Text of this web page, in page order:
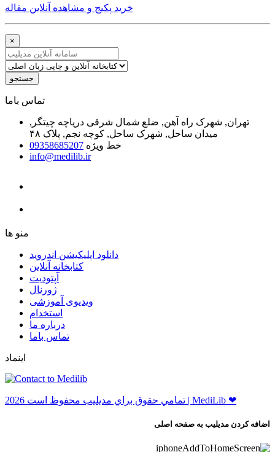
خرید پکیج و مشاهده آنلاین مقاله
×
جستجو
ﺗﻤﺎﺱ ﺑﺎﻣﺎ
تهران, شهرک راه آهن, ضلع شمال شرقی دریاچه چیتگر,
میدان ساحل, شهرک ساحل, کوچه نجم, پلاک ۴۸
خط ویژه 09358685207
info@medilib.ir
ﻣﻨﻮ ﻫﺎ
دانلود اپلیکیشن اندروید
ﮐﺘﺎﺑﺨﺎﻧﻪ ﺁﻧﻼﯾﻦ
ﺁﭘﺘﻮﺩﯾﺖ
ﮊﻭﺭﻧﺎﻝ
ویدیوی آموزشی
استخدام
درباره ما
ﺗﻤﺎﺱ ﺑﺎﻣﺎ
اینماد
ﺗﻤﺎﻣﻲ ﺣﻘﻮﻕ ﺑﺮاﻱ ﻣﺪﻳﻠﻴﺐ ﻣﺤﻔﻮﻅ اﺳﺖ 2026 | MediLib ❤
اضافه کردن مدیلیب به صفحه اصلی